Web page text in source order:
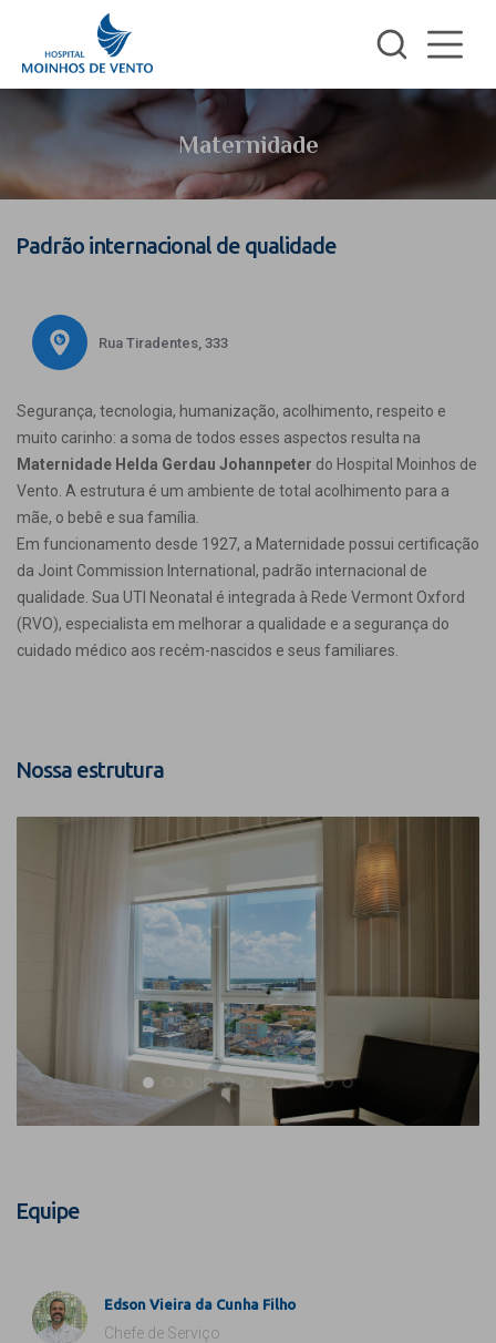
Maternidade
Padrão internacional de qualidade
Rua Tiradentes, 333
Segurança, tecnologia, humanização, acolhimento, respeito e
muito carinho: a soma de todos esses aspectos resulta na
Maternidade Helda Gerdau Johannpeter do Hospital Moinhos de
Vento. A estrutura é um ambiente de total acolhimento para a
mãe, o bebê e sua família.
Em funcionamento desde 1927, a Maternidade possui certificação
da Joint Commission International, padrão internacional de
qualidade. Sua UTI Neonatal é integrada à Rede Vermont Oxford
(RVO), especialista em melhorar a qualidade e a segurança do
cuidado médico aos recém-nascidos e seus familiares.
Nossa estrutura
Equipe
Edson Vieira da Cunha Filho
Chefe de Serviço